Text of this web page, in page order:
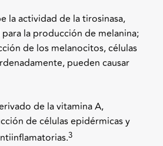
la actividad de la tirosinasa,
la producción de melanina;
de los melanocitos, células
pueden causar
de la vitamina A,
de células epidérmicas y
3